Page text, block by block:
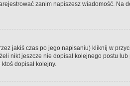
zanim napiszesz wiadomość. Na
jakiś czas po jego napisaniu) kliknij w
nikt jeszcze nie dopisał kolejnego postu lub
dopisał kolejny.